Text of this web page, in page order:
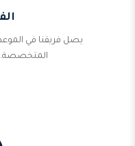
يصل فريقنا في
المتخصصة.